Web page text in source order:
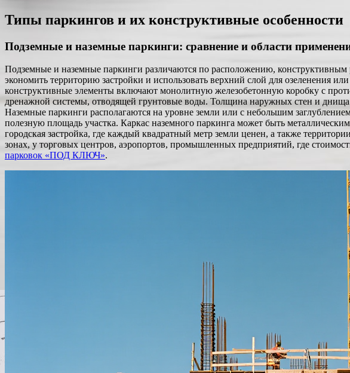
Типы паркингов и их конструктивные особенности
Подземные и наземные паркинги: сравнение и области
Подземные и наземные паркинги различаются по расположению,
экономить территорию застройки и использовать верхний слой для озеленения
конструктивные элементы включают монолитную железобетонную коробку с
дренажной системы, отводящей грунтовые воды. Толщина наружных стен и днища
Наземные паркинги располагаются на уровне земли или с небольшим
полезную площадь участка. Каркас наземного паркинга может быть
городская застройка, где каждый квадратный метр земли ценен, а также
зонах, у торговых центров, аэропортов, промышленных предприятий, где
парковок «ПОД КЛЮЧ».